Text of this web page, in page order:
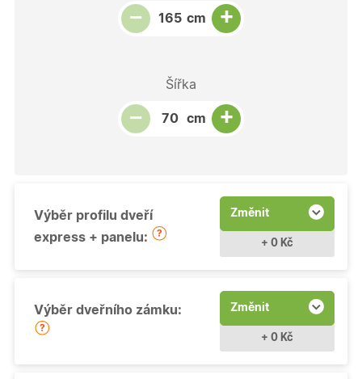
−
Snížit množství
Počet kusů
cm +
Zvýšit množství
Šířka
−
Snížit množství
Počet kusů
cm +
Zvýšit množství
Výběr profilu dveří
express + panelu:
Změnit
+ 0 Kč
Výběr dveřního zámku: Změnit
+ 0 Kč